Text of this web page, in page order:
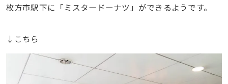
枚方市駅下に「ミスタードーナツ」ができるようです。
↓こちら